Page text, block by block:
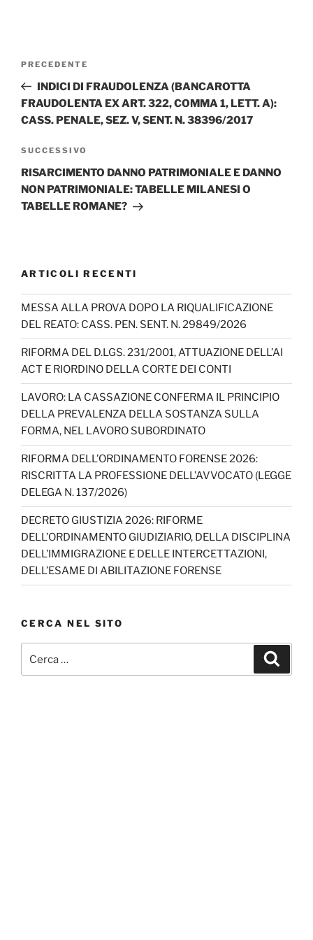
Navigazione
Articolo
precedente:
PRECEDENTE
INDICI DI FRAUDOLENZA (BANCAROTTA
FRAUDOLENTA EX ART. 322, COMMA 1, LETT. A):
CASS. PENALE, SEZ. V, SENT. N. 38396/2017
Articolo
successivo
SUCCESSIVO
RISARCIMENTO DANNO PATRIMONIALE E DANNO
NON PATRIMONIALE: TABELLE MILANESI O
TABELLE ROMANE?
ARTICOLI RECENTI
MESSA ALLA PROVA DOPO LA RIQUALIFICAZIONE
DEL REATO: CASS. PEN. SENT. N. 29849/2026
RIFORMA DEL D.LGS. 231/2001, ATTUAZIONE DELL’AI
ACT E RIORDINO DELLA CORTE DEI CONTI
LAVORO: LA CASSAZIONE CONFERMA IL PRINCIPIO
DELLA PREVALENZA DELLA SOSTANZA SULLA
FORMA, NEL LAVORO SUBORDINATO
RIFORMA DELL’ORDINAMENTO FORENSE 2026:
RISCRITTA LA PROFESSIONE DELL’AVVOCATO (LEGGE
DELEGA N. 137/2026)
DECRETO GIUSTIZIA 2026: RIFORME
DELL’ORDINAMENTO GIUDIZIARIO, DELLA DISCIPLINA
DELL’IMMIGRAZIONE E DELLE INTERCETTAZIONI,
DELL’ESAME DI ABILITAZIONE FORENSE
CERCA NEL SITO